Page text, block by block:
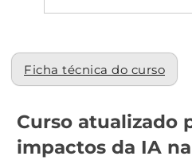
Ficha técnica do curso
Curso atualizado
impactos da IA